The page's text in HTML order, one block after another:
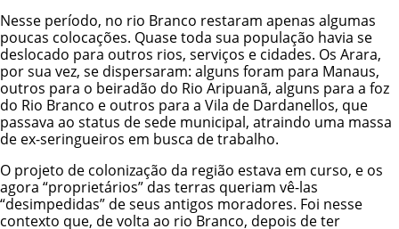
Nesse período, no rio Branco restaram apenas algumas
poucas colocações. Quase toda sua população havia se
deslocado para outros rios, serviços e cidades. Os Arara,
por sua vez, se dispersaram: alguns foram para Manaus,
outros para o beiradão do Rio Aripuanã, alguns para a foz
do Rio Branco e outros para a Vila de Dardanellos, que
passava ao status de sede municipal, atraindo uma massa
de ex-seringueiros em busca de trabalho.
O projeto de colonização da região estava em curso, e os
agora “proprietários” das terras queriam vê-las
“desimpedidas” de seus antigos moradores. Foi nesse
contexto que, de volta ao rio Branco, depois de ter